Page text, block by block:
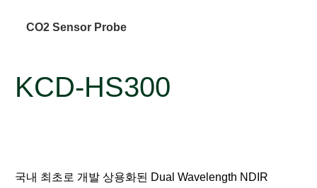
CO2 Sensor Probe
KCD-HS300
국내 최초로 개발 상용화된 Dual Wavelength NDIR